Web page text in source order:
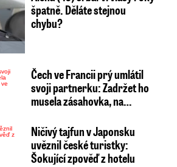
špatně. Děláte stejnou
chybu?
Čech ve Francii prý umlátil
svoji partnerku: Zadržet ho
musela zásahovka, na…
Ničivý tajfun v Japonsku
uvěznil české turistky:
Šokující zpověď z hotelu